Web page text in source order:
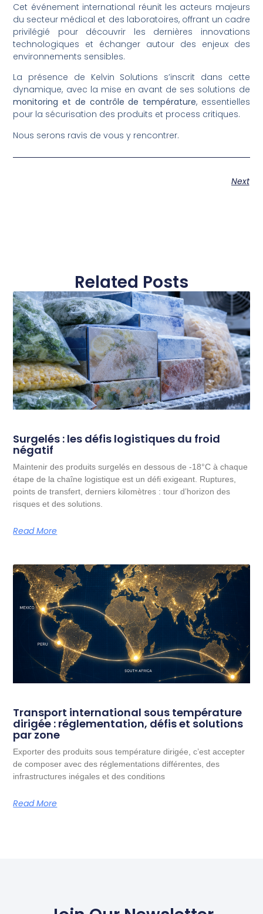
Cet événement international réunit les acteurs majeurs
du secteur médical et des laboratoires, offrant un cadre
privilégié pour découvrir les dernières innovations
technologiques et échanger autour des enjeux des
environnements sensibles.
La présence de Kelvin Solutions s’inscrit dans cette
dynamique, avec la mise en avant de ses solutions de
monitoring et de contrôle de température, essentielles
pour la sécurisation des produits et process critiques.
Nous serons ravis de vous y rencontrer.
Next
Related Posts
Surgelés : les défis logistiques du froid
négatif
Maintenir des produits surgelés en dessous de -18°C à chaque
étape de la chaîne logistique est un défi exigeant. Ruptures,
points de transfert, derniers kilomètres : tour d’horizon des
risques et des solutions.
Read More
Transport international sous température
dirigée : réglementation, défis et solutions
par zone
Exporter des produits sous température dirigée, c’est accepter
de composer avec des réglementations différentes, des
infrastructures inégales et des conditions
Read More